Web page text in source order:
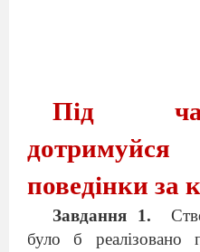
Під
поведінки за
Завдання 1.
було б реалізовано